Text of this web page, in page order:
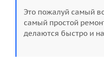
Это пожалуй самый
самый простой
делаются быстро и